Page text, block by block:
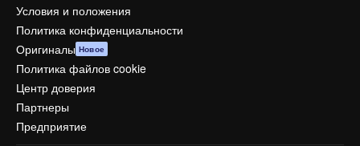
Условия и положения
Политика конфиденциальности
Оригиналы Новое
Политика файлов cookie
Центр доверия
Партнеры
Предприятие